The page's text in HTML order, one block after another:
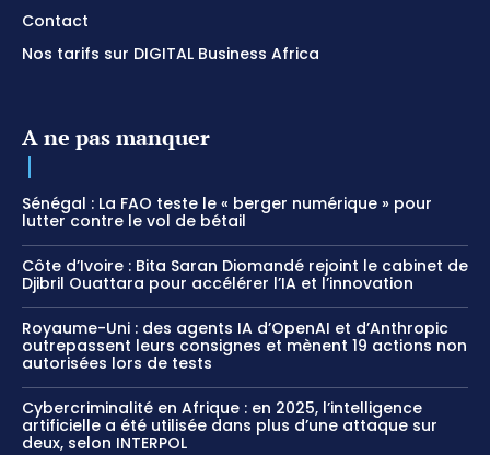
Contact
Nos tarifs sur DIGITAL Business Africa
A ne pas manquer
Sénégal : La FAO teste le « berger numérique » pour
lutter contre le vol de bétail
Côte d’Ivoire : Bita Saran Diomandé rejoint le cabinet de
Djibril Ouattara pour accélérer l’IA et l’innovation
Royaume-Uni : des agents IA d’OpenAI et d’Anthropic
outrepassent leurs consignes et mènent 19 actions non
autorisées lors de tests
Cybercriminalité en Afrique : en 2025, l’intelligence
artificielle a été utilisée dans plus d’une attaque sur
deux, selon INTERPOL